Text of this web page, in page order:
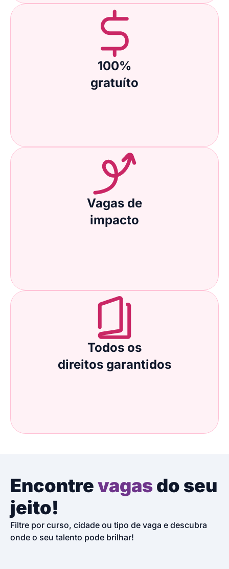
100%
gratuíto
Vagas de
impacto
Todos os
direitos garantidos
Encontrevagasdo seu
jeito!
Filtre por curso, cidade ou tipo de vaga e descubra
onde o seu talento pode brilhar!